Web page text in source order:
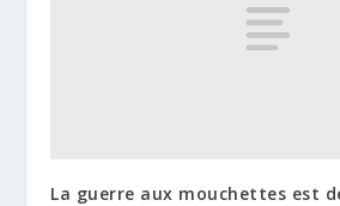
La guerre aux mouchettes est